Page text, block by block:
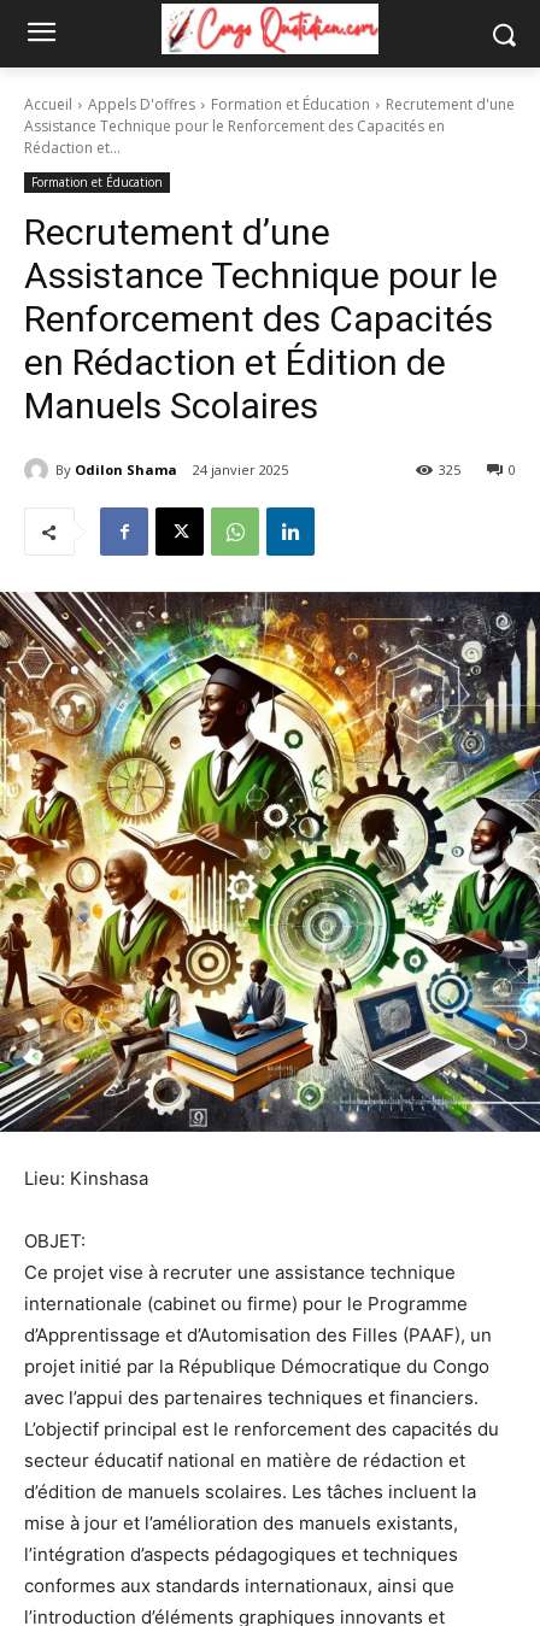
Accueil Appels D'offres Formation et Éducation
Recrutement d'une
Assistance Technique pour le Renforcement des Capacités en
Rédaction et...
Formation et Éducation
Recrutement d’une
Assistance Technique pour le
Renforcement des Capacités
en Rédaction et Édition de
Manuels Scolaires
By Odilon Shama 24 janvier 2025 0
325
Lieu: Kinshasa
OBJET:
Ce projet vise à recruter une assistance technique
internationale (cabinet ou firme) pour le Programme
d’Apprentissage et d’Automisation des Filles (PAAF), un
projet initié par la République Démocratique du Congo
avec l’appui des partenaires techniques et financiers.
L’objectif principal est le renforcement des capacités du
secteur éducatif national en matière de rédaction et
d’édition de manuels scolaires. Les tâches incluent la
mise à jour et l’amélioration des manuels existants,
l’intégration d’aspects pédagogiques et techniques
conformes aux standards internationaux, ainsi que
l’introduction d’éléments graphiques innovants et